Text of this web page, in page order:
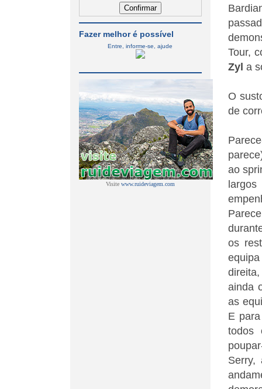
Tour,
Zyl a
O
de
ao
os
ainda
as
E
todos
Serry,
Fazer melhor é possível
Entre, informe-se, ajude
Visite www.ruideviagem.com